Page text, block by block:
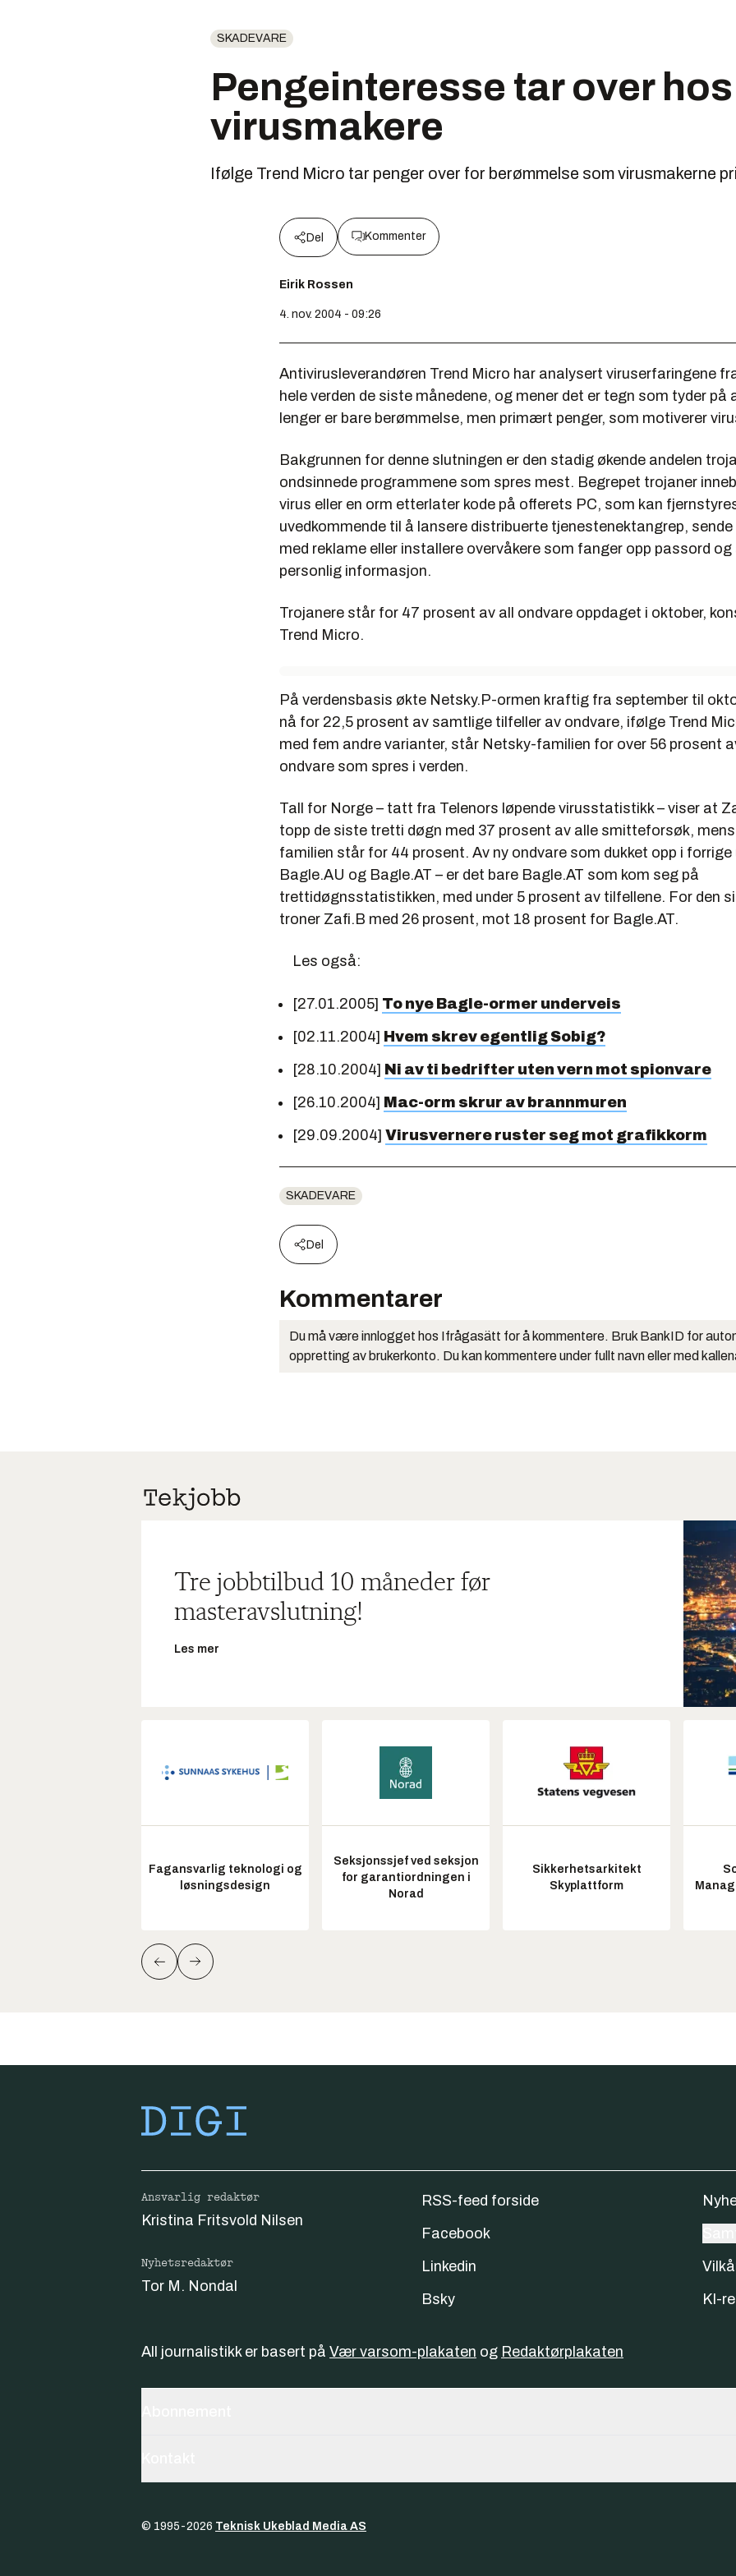
SKADEVARE
Pengeinteresse tar over hos
virusmakere
Ifølge Trend Micro tar penger over for berømmelse som virusmakerne
Del Kommenter
Eirik Rossen
4. nov. 2004 - 09:26
Antivirusleverandøren Trend Micro har analysert viruserfaringene
hele verden de siste månedene, og mener det er tegn som tyder på
lenger er bare berømmelse, men primært penger, som motiverer
Bakgrunnen for denne slutningen er den stadig økende andelen
ondsinnede programmene som spres mest. Begrepet trojaner
virus eller en orm etterlater kode på offerets PC, som kan
uvedkommende til å lansere distribuerte tjenestenektangrep,
med reklame eller installere overvåkere som fanger opp passord og
personlig informasjon.
Trojanere står for 47 prosent av all ondvare oppdaget i oktober,
Trend Micro.
På verdensbasis økte Netsky.P-ormen kraftig fra september til
nå for 22,5 prosent av samtlige tilfeller av ondvare, ifølge Trend
med fem andre varianter, står Netsky-familien for over 56 prosent
ondvare som spres i verden.
Tall for Norge – tatt fra Telenors løpende virusstatistikk – viser at
topp de siste tretti døgn med 37 prosent av alle smitteforsøk,
familien står for 44 prosent. Av ny ondvare som dukket opp i forrige
Bagle.AU og Bagle.AT – er det bare Bagle.AT som kom seg på
trettidøgnsstatistikken, med under 5 prosent av tilfellene. For den
troner Zafi.B med 26 prosent, mot 18 prosent for Bagle.AT.
Les også:
[27.01.2005] To nye Bagle-ormer underveis
[02.11.2004] Hvem skrev egentlig Sobig?
[28.10.2004] Ni av ti bedrifter uten vern mot spionvare
[26.10.2004] Mac-orm skrur av brannmuren
[29.09.2004] Virusvernere ruster seg mot grafikkorm
SKADEVARE
Del
Kommentarer
Du må være innlogget hos Ifrågasätt for å kommentere. Bruk BankID for
oppretting av brukerkonto. Du kan kommentere under fullt navn eller med
Tre jobbtilbud 10 måneder før
masteravslutning!
Les mer
Fagansvarlig teknologi og
løsningsdesign
Seksjonssjef ved seksjon
for garantiordningen i
Norad
Sikkerhetsarkitekt
Skyplattform
Ansvarlig redaktør
Kristina Fritsvold Nilsen
Nyhetsredaktør
Tor M. Nondal
RSS-feed forside
Facebook
Linkedin
Bsky
KI-
All journalistikk er basert på Vær varsom-plakaten og Redaktørplakaten
© 1995-2026 Teknisk Ukeblad Media AS